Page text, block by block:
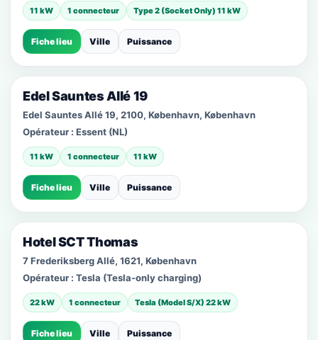
11 kW 1 connecteur Type 2 (Socket Only) 11 kW
Fiche lieu Ville Puissance
Edel Sauntes Allé 19
Edel Sauntes Allé 19, 2100, København, København
Opérateur : Essent (NL)
11 kW 1 connecteur 11 kW
Fiche lieu Ville Puissance
Hotel SCT Thomas
7 Frederiksberg Allé, 1621, København
Opérateur : Tesla (Tesla-only charging)
22 kW 1 connecteur Tesla (Model S/X) 22 kW
Fiche lieu Ville Puissance